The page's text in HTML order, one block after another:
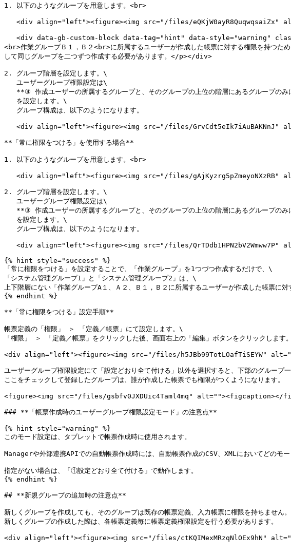
1. 以下のようなグループを用意します。<br>
<br>作業グループＢ１，Ｂ２<br>に所属するユーザーが作成した帳票に対する権限を持つ
して同じグループを二つずつ作成する必要があります。</p></div>
2. グループ階層を設定します。\
**「常に権限をつける」を使用する場合**
1. 以下のようなグループを用意します。<br>
2. グループ階層を設定します。\
{% hint style="success" %}
「常に権限をつける」を設定することで、「作業グループ」を1つづつ作成するだけで、\
「システム管理グループ1」と「システム管理グループ2」は、\
上下階層にない「作業グループA１、Ａ２、Ｂ１，Ｂ２に所属するユーザーが作成した帳票に対
{% endhint %}
**「常に権限をつける」設定手順**
帳票定義の「権限」 ＞ 「定義／帳票」にて設定します。\
「権限」 ＞ 「定義／帳票」をクリックした後、画面右上の「編集」ボタンをクリックします
<div align="left"><figure><img src="/files/h5JBb99TotLOafTiSEYW"
ユーザーグループ権限設定にて「設定どおり全て付ける」以外を選択すると、下部のグループ
ここをチェックして登録したグループは、誰が作成した帳票でも権限がつくようになります。
<figure><img src="/files/gsbfv0JXDUic4Taml4mq" alt=""><figcaption></
### **「帳票作成時のユーザーグループ権限設定モード」の注意点**
{% hint style="warning" %}
このモード設定は、タブレットで帳票作成時に使用されます。
Managerや外部連携APIでの自動帳票作成時には、自動帳票作成のCSV、XMLにおいてどのモー
指定がない場合は、「①設定どおり全て付ける」で動作します。
{% endhint %}
## **新規グループの追加時の注意点**
新しくグループを作成しても、そのグループは既存の帳票定義、入力帳票に権限を持ちません
新しくグループの作成した際は、各帳票定義毎に帳票定義権限設定を行う必要があります。
<div align="left"><figure><img src="/files/ctKQIMexMRzqNlOEx9hN"